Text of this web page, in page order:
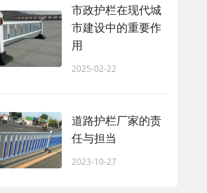
市政护栏在现代城
市建设中的重要作
用
2025-02-22
道路护栏厂家的责
任与担当
2023-10-27